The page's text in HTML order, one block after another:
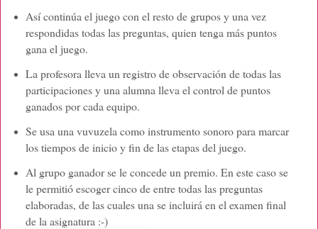
Así continúa el juego con el resto de grupos y una vez
respondidas todas las preguntas, quien tenga más puntos
gana el juego.
La profesora lleva un registro de observación de todas las
participaciones y una alumna lleva el control de puntos
ganados por cada equipo.
Se usa una vuvuzela como instrumento sonoro para marcar
los tiempos de inicio y fin de las etapas del juego.
Al grupo ganador se le concede un premio. En este caso se
le permitió escoger cinco de entre todas las preguntas
elaboradas, de las cuales una se incluirá en el examen final
de la asignatura :-)